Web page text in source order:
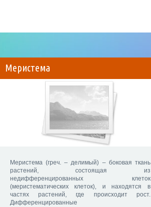
Меристема
Меристема (греч. – делимый) – боковая ткань
растений, состоящая из
недифференцированных клеток
(меристематических клеток), и находятся в
частях растений, где происходит рост.
Дифференцированные